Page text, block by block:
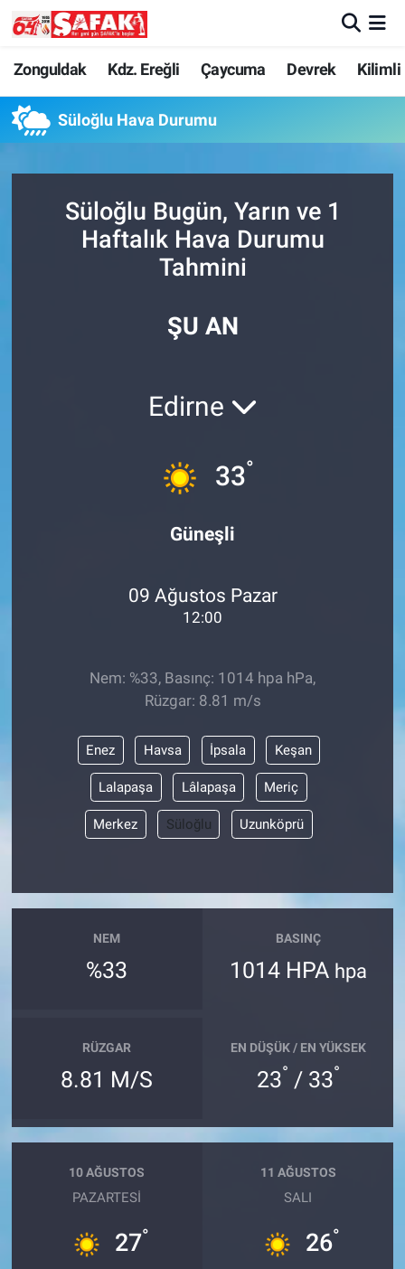
Zonguldak Kdz. Ereğli Çaycuma Devrek Kilimli
Süloğlu Hava Durumu
Süloğlu Bugün, Yarın ve 1
Haftalık Hava Durumu
Tahmini
ŞU AN
Edirne
33°
Güneşli
09 Ağustos Pazar
12:00
Nem: %33, Basınç: 1014 hpa hPa,
Rüzgar: 8.81 m/s
Enez Havsa İpsala Keşan
Lalapaşa Lâlapaşa Meriç
Merkez Süloğlu Uzunköprü
NEM
%33
BASINÇ
1014 HPA hpa
RÜZGAR
8.81 M/S
EN DÜŞÜK / EN YÜKSEK
23° / 33°
10 AĞUSTOS
PAZARTESI
27°
11 AĞUSTOS
SALI
26°
Zonguldak
Kdz. Ereğli
Devrek
Kilimli
Zonguldak Nöbetçi Eczaneler
Zonguldak Hava Durumu
Zonguldak Trafik Yoğunluk Haritası
Süper Lig Puan Durumu ve Fikstür
Son Dakika Haberleri